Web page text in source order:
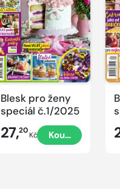
Blesk pro ženy
speciál č.1/2025
27,20Kč Koupit